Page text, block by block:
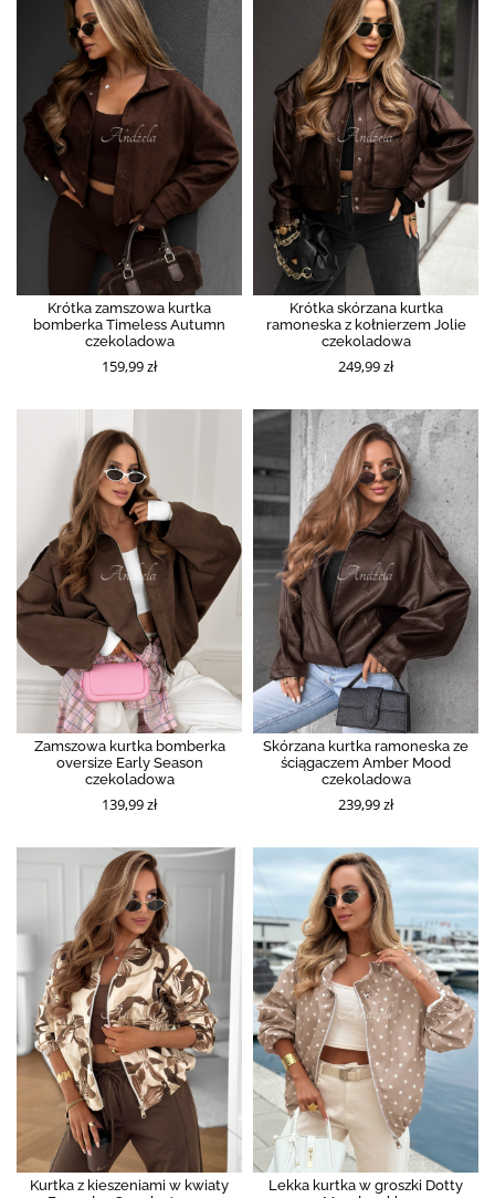
Krótka zamszowa kurtka
bomberka Timeless Autumn
czekoladowa
159,99 zł
Krótka skórzana kurtka
ramoneska z kołnierzem Jolie
czekoladowa
249,99 zł
Zamszowa kurtka bomberka
oversize Early Season
czekoladowa
139,99 zł
Skórzana kurtka ramoneska ze
ściągaczem Amber Mood
czekoladowa
239,99 zł
Kurtka z kieszeniami w kwiaty
Lekka kurtka w groszki Dotty